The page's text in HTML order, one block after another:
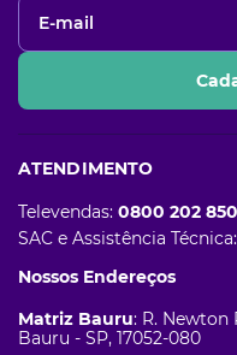
ATENDIMENTO
Televendas: 0800 202
SAC e Assistência Técnica:
Nossos Endereços
Matriz Bauru: R. Newton
Bauru - SP, 17052-080